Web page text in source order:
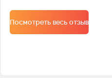
доставлено 15 000 человек
Посмотреть весь отзыв